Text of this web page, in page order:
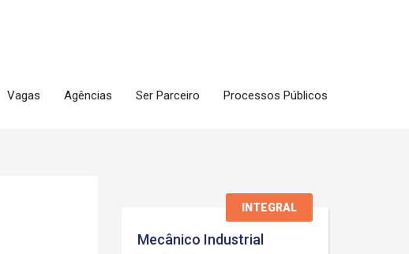
Vagas Agências Ser Parceiro Processos Públicos
INTEGRAL
Mecânico Industrial